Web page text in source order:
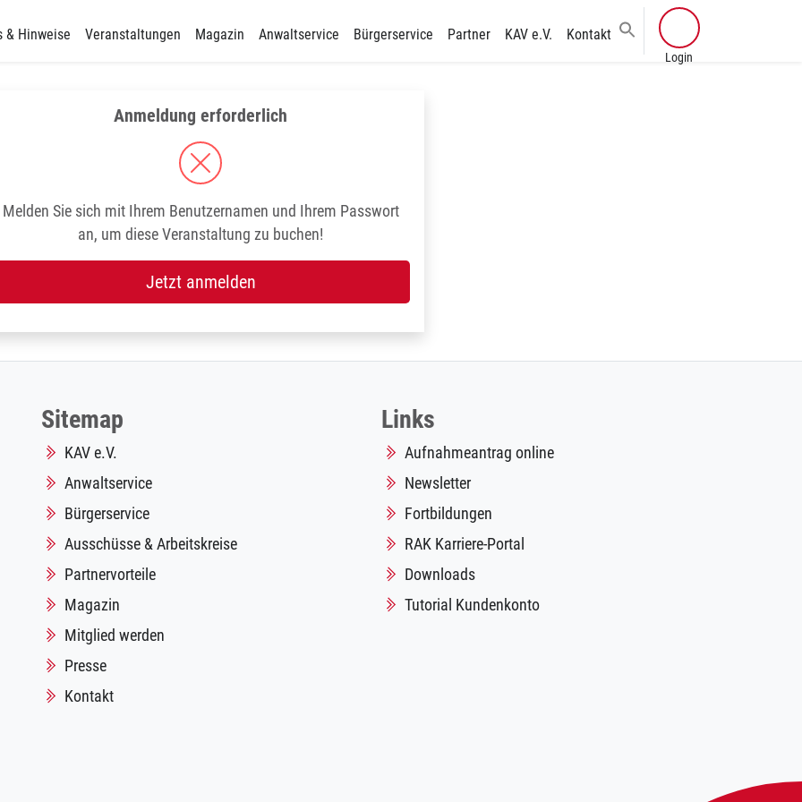
& Hinweise Veranstaltungen Magazin Anwaltservice Bürgerservice Partner KAV e.V. Kontakt
Anmeldung erforderlich
Melden Sie sich mit Ihrem Benutzernamen und Ihrem Passwort
an, um diese Veranstaltung zu buchen!
Jetzt anmelden
Sitemap
KAV e.V.
Anwaltservice
Bürgerservice
Ausschüsse & Arbeitskreise
Partnervorteile
Magazin
Mitglied werden
Presse
Kontakt
Links
Aufnahmeantrag online
Newsletter
Fortbildungen
RAK Karriere-Portal
Downloads
Tutorial Kundenkonto